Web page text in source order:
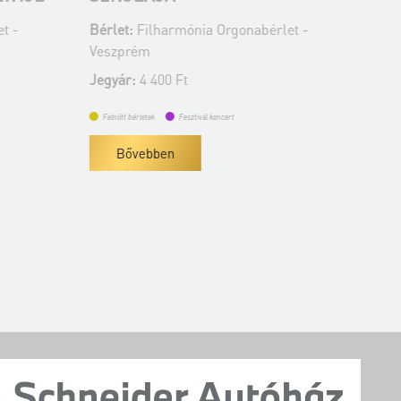
-
Bérlet: Filharmónia Orgonabérlet -
Veszprém
Jegyár: 4 400 Ft
Felnőtt bérletek Fesztivál koncert
Bővebben